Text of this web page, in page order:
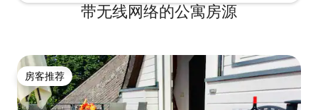
带无线网络的公寓房源
房客推荐
房客推荐